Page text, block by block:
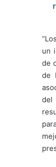
un
de
de
del